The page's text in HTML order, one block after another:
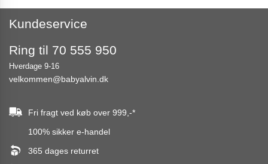
Kundeservice
Ring til 70 555 950
Hverdage 9-16
velkommen@babyalvin.dk
Fri fragt ved køb over 999,-*
100% sikker e-handel
365 dages returret